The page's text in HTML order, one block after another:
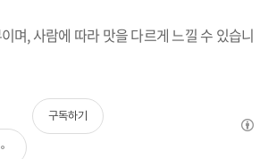
며, 사람에 따라 맛을 다르게 느낄 수 있습니
구독하기